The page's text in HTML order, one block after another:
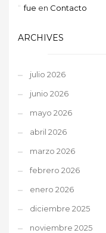
fue en Contacto
ARCHIVES
julio 2026
junio 2026
mayo 2026
abril 2026
marzo 2026
febrero 2026
enero 2026
diciembre 2025
noviembre 2025